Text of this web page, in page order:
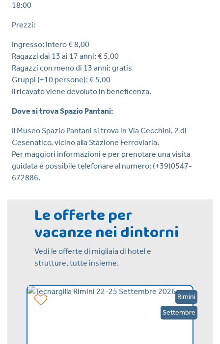
18:00
Prezzi:
Ingresso: Intero € 8,00
Ragazzi dai 13 ai 17 anni: € 5,00
Ragazzi con meno di 13 anni: gratis
Gruppi (+10 persone): € 5,00
Il ricavato viene devoluto in beneficenza.
Dove si trova Spazio Pantani:
Il Museo Spazio Pantani si trova in Via Cecchini, 2 di
Cesenatico, vicino alla Stazione Ferroviaria.
Per maggiori informazioni e per prenotare una visita
guidata è possibile telefonare al numero: (+39)0547-
672886.
Le offerte per
vacanze nei dintorni
Vedi le offerte di migliaia di hotel e
strutture, tutte insieme.
Rimini
Settembre